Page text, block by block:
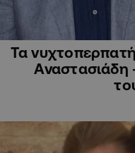
Τα
Αναστασιάδη